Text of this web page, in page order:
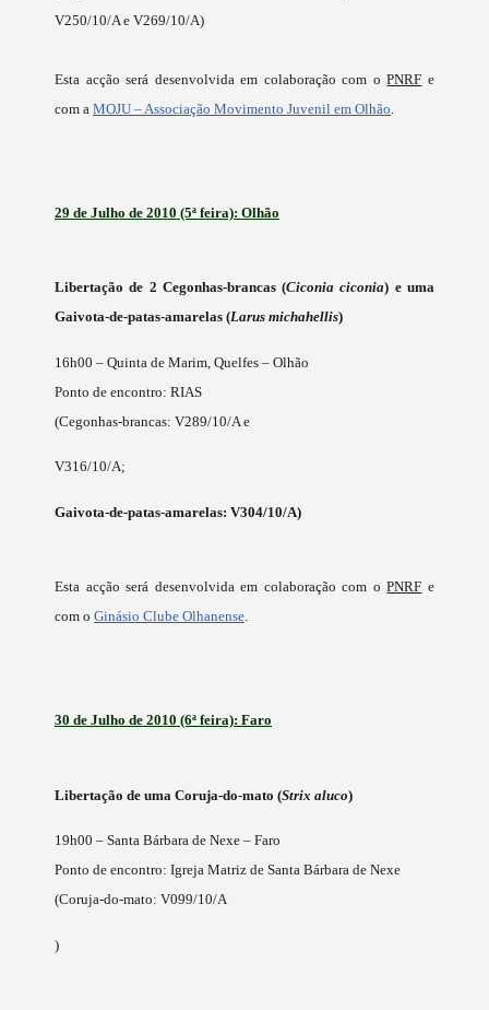
V250/10/A e V269/10/A)
Esta acção será desenvolvida em colaboração com oPNRF e
com a MOJU – Associação Movimento Juvenil em Olhão
29 de Julho de 2010 (5ª feira): Olhão
Libertação de 2 Cegonhas-brancas (Ciconia ciconia) e uma
Gaivota-de-patas-amarelas (Larus michahellis)
16h00 – Quinta de Marim, Quelfes – Olhão
Ponto de encontro: RIAS
(Cegonhas-brancas: V289/10/A e
V316/10/A;
Gaivota-de-patas-amarelas: V304/10/A)
Esta acção será desenvolvida em colaboração com oPNRF e
com o Ginásio Clube Olhanense
30 de Julho de 2010 (6ª feira): Faro
Libertação de uma Coruja-do-mato (Strix aluco)
19h00 – Santa Bárbara de Nexe – Faro
Ponto de encontro: Igreja Matriz de Santa Bárbara de Nexe
(Coruja-do-mato: V099/10/A
)